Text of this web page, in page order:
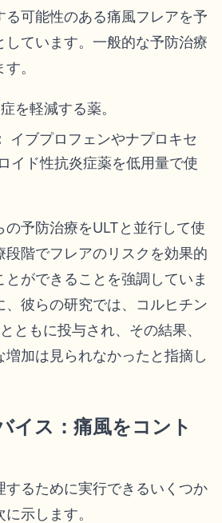
る可能性のある痛風フレアを予
しています。一般的な予防治療
。
を軽減する薬。
イブプロフェンやナプロキセ
イド性抗炎症薬を低用量で使
の予防治療をULTと並行して使
段階でフレアのリスクを効果的
ができることを強調していま
、彼らの研究では、コルヒチン
ともに投与され、その結果、
加は見られなかったと指摘し
イス：痛風をコント
するために実行できるいくつか
示します。